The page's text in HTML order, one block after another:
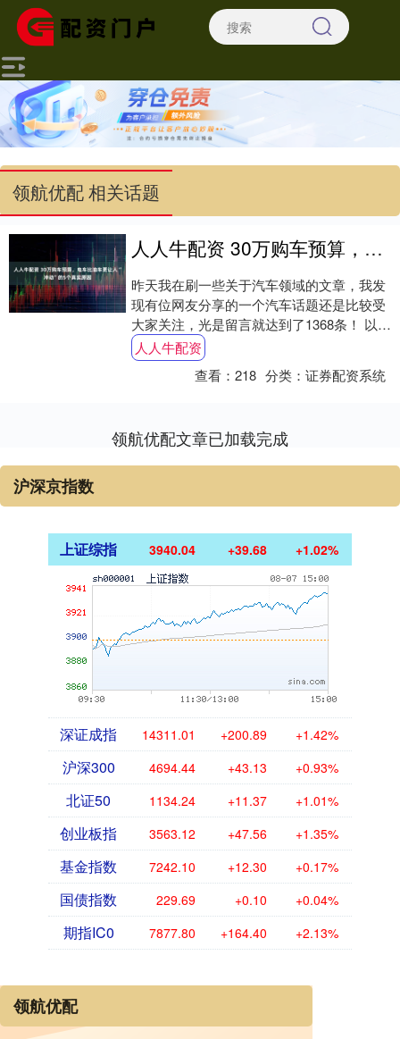
领航优配 相关话题
人人牛配资 30万购车预算，电车比油车更让人“冲动”的5个真实原因
昨天我在刷一些关于汽车领域的文章，我发
现有位网友分享的一个汽车话题还是比较受
大家关注，光是留言就达到了1368条！ 以下
是话题内容: 他发现一个比较有趣的事，
同....
人人牛配资
查看：218 分类：证券配资系统
领航优配文章已加载完成
沪深京指数
上证综指 3940.04 +39.68 +1.02%
深证成指 14311.01 +200.89 +1.42%
沪深300 4694.44 +43.13 +0.93%
北证50 1134.24 +11.37 +1.01%
创业板指 3563.12 +47.56 +1.35%
基金指数 7242.10 +12.30 +0.17%
国债指数 229.69 +0.10 +0.04%
期指IC0 7877.80 +164.40 +2.13%
领航优配